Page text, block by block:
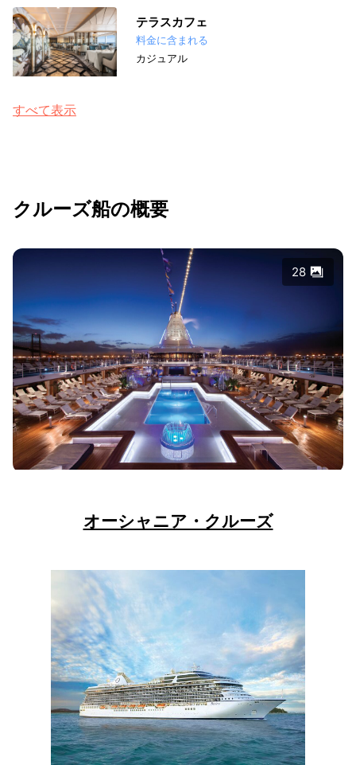
テラスカフェ
料金に含まれる
カジュアル
すべて表示
クルーズ船の概要
28
オーシャニア・クルーズ